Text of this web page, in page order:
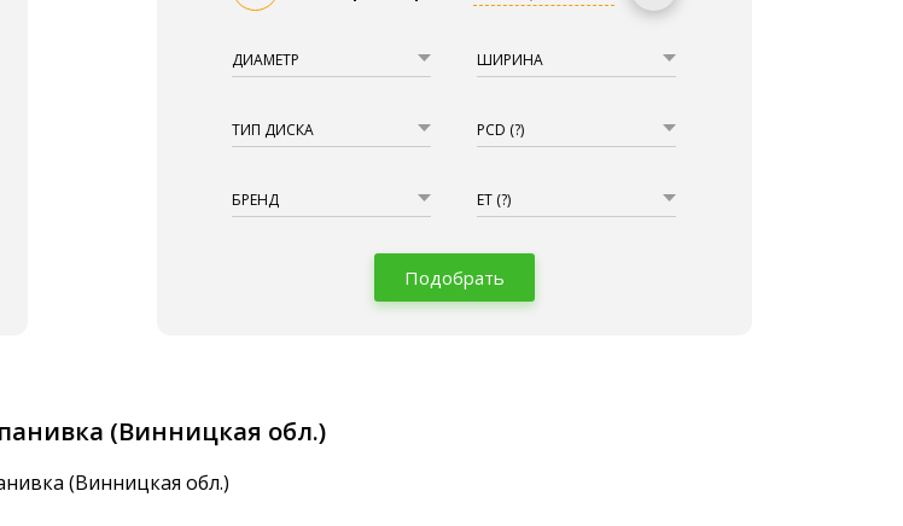
ДИАМЕТР ШИРИНА
ТИП ДИСКА PCD (?)
БРЕНД ET (?)
Подобрать
(Винницкая обл.)
(Винницкая обл.)